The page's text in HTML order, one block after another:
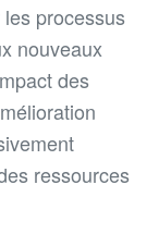
processus
nouveaux
des
ressources